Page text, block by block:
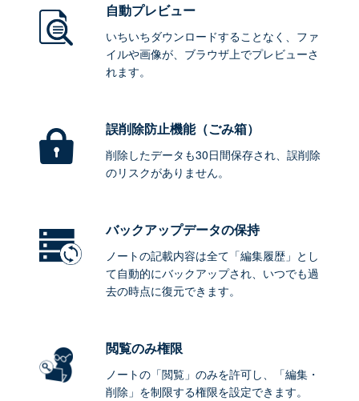
自動プレビュー
いちいちダウンロードすることなく、ファ
イルや画像が、ブラウザ上でプレビューさ
れます。
誤削除防止機能（ごみ箱）
削除したデータも30日間保存され、誤削除
のリスクがありません。
バックアップデータの保持
ノートの記載内容は全て「編集履歴」とし
て自動的にバックアップされ、いつでも過
去の時点に復元できます。
閲覧のみ権限
ノートの「閲覧」のみを許可し、「編集・
削除」を制限する権限を設定できます。